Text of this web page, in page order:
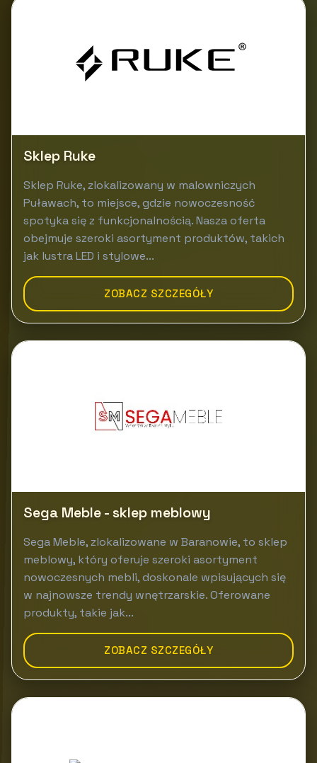
Sklep Ruke
Sklep Ruke, zlokalizowany w malowniczych
Puławach, to miejsce, gdzie nowoczesność
spotyka się z funkcjonalnością. Nasza oferta
obejmuje szeroki asortyment produktów, takich
jak lustra LED i stylowe...
ZOBACZ SZCZEGÓŁY
Sega Meble - sklep meblowy
Sega Meble, zlokalizowane w Baranowie, to sklep
meblowy, który oferuje szeroki asortyment
nowoczesnych mebli, doskonale wpisujących się
w najnowsze trendy wnętrzarskie. Oferowane
produkty, takie jak...
ZOBACZ SZCZEGÓŁY